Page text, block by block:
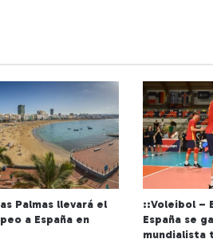
Palmas llevará el
a España en
::Voleibol –
España se
mundialista